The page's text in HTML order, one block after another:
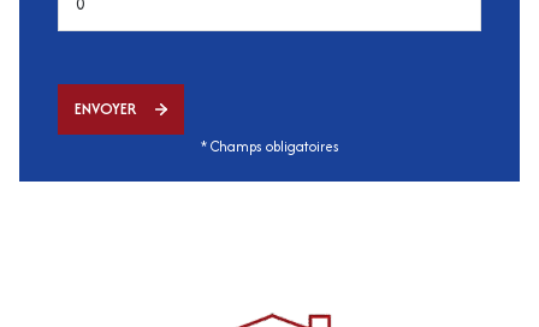
ENVOYER
* Champs obligatoires